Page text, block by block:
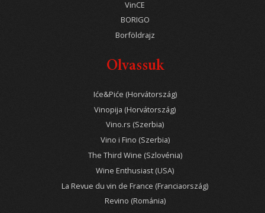
VinCE
BORIGO
Borföldrajz
Olvassuk
Iće&Piće (Horvátország)
Vinopija (Horvátország)
Vino.rs (Szerbia)
Vino i Fino (Szerbia)
The Third Wine (Szlovénia)
Wine Enthusiast (USA)
La Revue du vin de France (Franciaország)
Revino (Románia)